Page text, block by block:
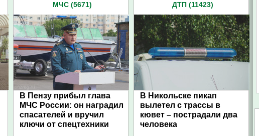
МЧС (5671)
В Пензу прибыл глава
МЧС России: он наградил
спасателей и вручил
ключи от спецтехники
ДТП (11423)
В Никольске пикап
вылетел с трассы в
кювет – пострадали два
человека